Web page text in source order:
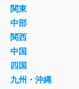
関東
中部
関西
中国
四国
九州・沖縄